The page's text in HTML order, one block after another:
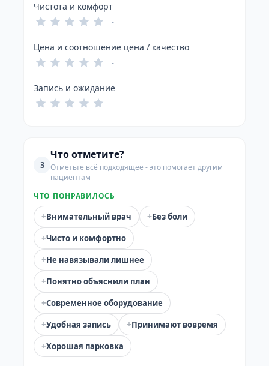
Чистота и комфорт
-
Цена и соотношение цена / качество
-
Запись и ожидание
-
3
Что отметите?
Отметьте всё подходящее - это помогает другим
пациентам
ЧТО ПОНРАВИЛОСЬ
+Внимательный врач +Без боли
+Чисто и комфортно
+Не навязывали лишнее
+Понятно объяснили план
+Современное оборудование
+Удобная запись +Принимают вовремя
+Хорошая парковка